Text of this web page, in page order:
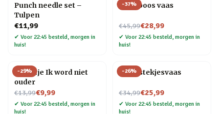
Punch needle set –
Tulpen
€11,99
✔ Voor 22:45 besteld, morgen in
huis!
-37%
Framboos vaas
€45,99
Nu voor€28,99
✔ Voor 22:45 besteld, morgen in
huis!
-29%
Tegeltje Ik word niet
ouder
€13,99
Nu voor€9,99
✔ Voor 22:45 besteld, morgen in
huis!
-26%
Flora stekjesvaas
€34,99
Nu voor€25,99
✔ Voor 22:45 besteld, morgen in
huis!